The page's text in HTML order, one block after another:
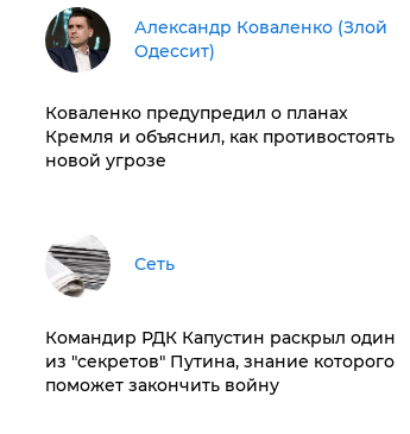
Александр Коваленко (Злой
Одессит)
Коваленко предупредил о планах
Кремля и объяснил, как противостоять
новой угрозе
Сеть
Командир РДК Капустин раскрыл один
из "секретов" Путина, знание которого
поможет закончить войну